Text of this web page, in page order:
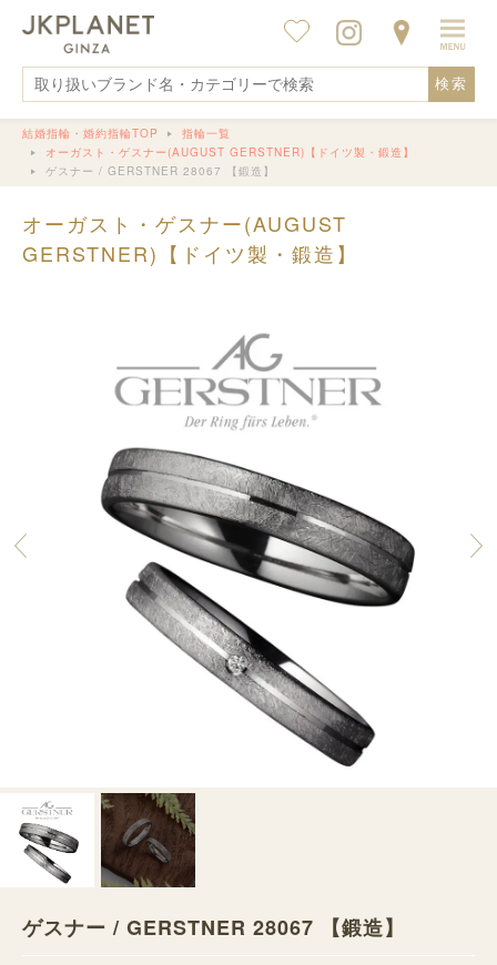
検索
結婚指輪・婚約指輪TOP
指輪一覧
オーガスト・ゲスナー(AUGUST GERSTNER)【ドイツ製・鍛造】
ゲスナー / GERSTNER 28067 【鍛造】
オーガスト・ゲスナー(AUGUST
GERSTNER)【ドイツ製・鍛造】
ゲスナー / GERSTNER 28067 【鍛造】